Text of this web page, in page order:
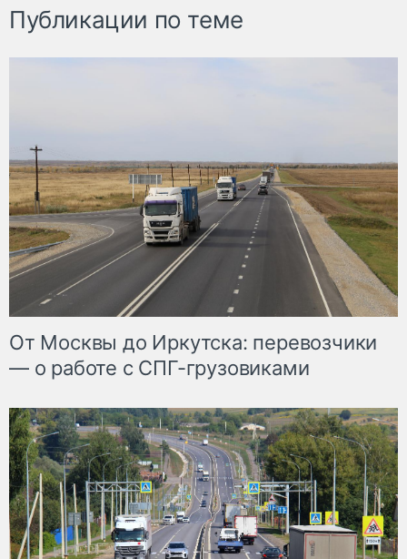
Публикации по теме
От Москвы до Иркутска: перевозчики
— о работе с СПГ-грузовиками